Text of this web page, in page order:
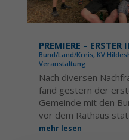
PREMIERE –
Bund/Land/Kreis, KV
Veranstaltung
Nach diversen
fand gestern der
Gemeinde mit den
vor dem Rathaus
mehr lesen